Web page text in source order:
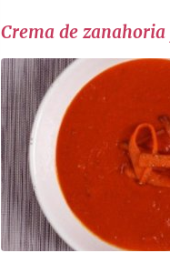
Crema de